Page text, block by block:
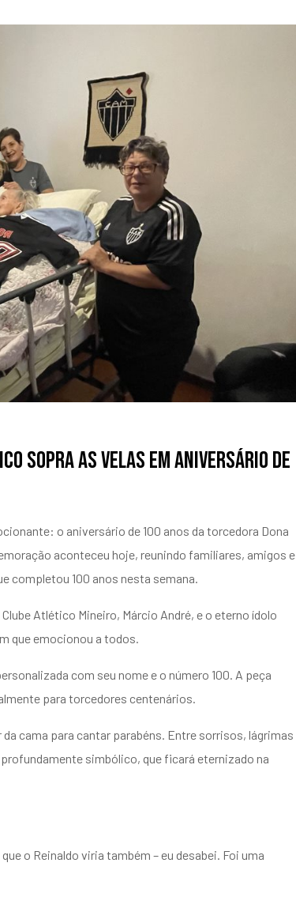
sopra as velas em aniversário de
o aniversário de 100 anos da torcedora Dona
aconteceu hoje, reunindo familiares, amigos e
completou 100 anos nesta semana.
Atlético Mineiro, Márcio André, e o eterno ídolo
que emocionou a todos.
com seu nome e o número 100. A peça
para torcedores centenários.
cama para cantar parabéns. Entre sorrisos, lágrimas
simbólico, que ficará eternizado na
o Reinaldo viria também – eu desabei. Foi uma